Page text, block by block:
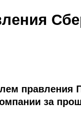
правления
за